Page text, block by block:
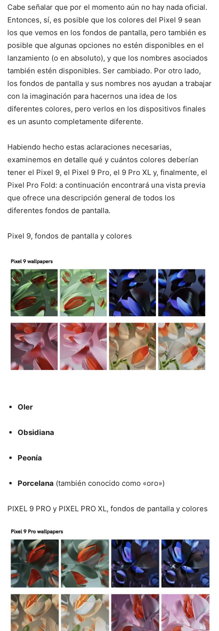
Cabe señalar que por el momento aún no hay nada oficial.
Entonces, sí, es posible que los colores del Pixel 9 sean
los que vemos en los fondos de pantalla, pero también es
posible que algunas opciones no estén disponibles en el
lanzamiento (o en absoluto), y que los nombres asociados
también estén disponibles. Ser cambiado. Por otro lado,
los fondos de pantalla y sus nombres nos ayudan a trabajar
con la imaginación para hacernos una idea de los
diferentes colores, pero verlos en los dispositivos finales
es un asunto completamente diferente.
Habiendo hecho estas aclaraciones necesarias,
examinemos en detalle qué y cuántos colores deberían
tener el Pixel 9, el Pixel 9 Pro, el 9 Pro XL y, finalmente, el
Pixel Pro Fold: a continuación encontrará una vista previa
que ofrece una descripción general de todos los
diferentes fondos de pantalla.
Pixel 9, fondos de pantalla y colores
Oler
Obsidiana
Peonía
Porcelana (también conocido como «oro»)
PIXEL 9 PRO y PIXEL PRO XL, fondos de pantalla y colores